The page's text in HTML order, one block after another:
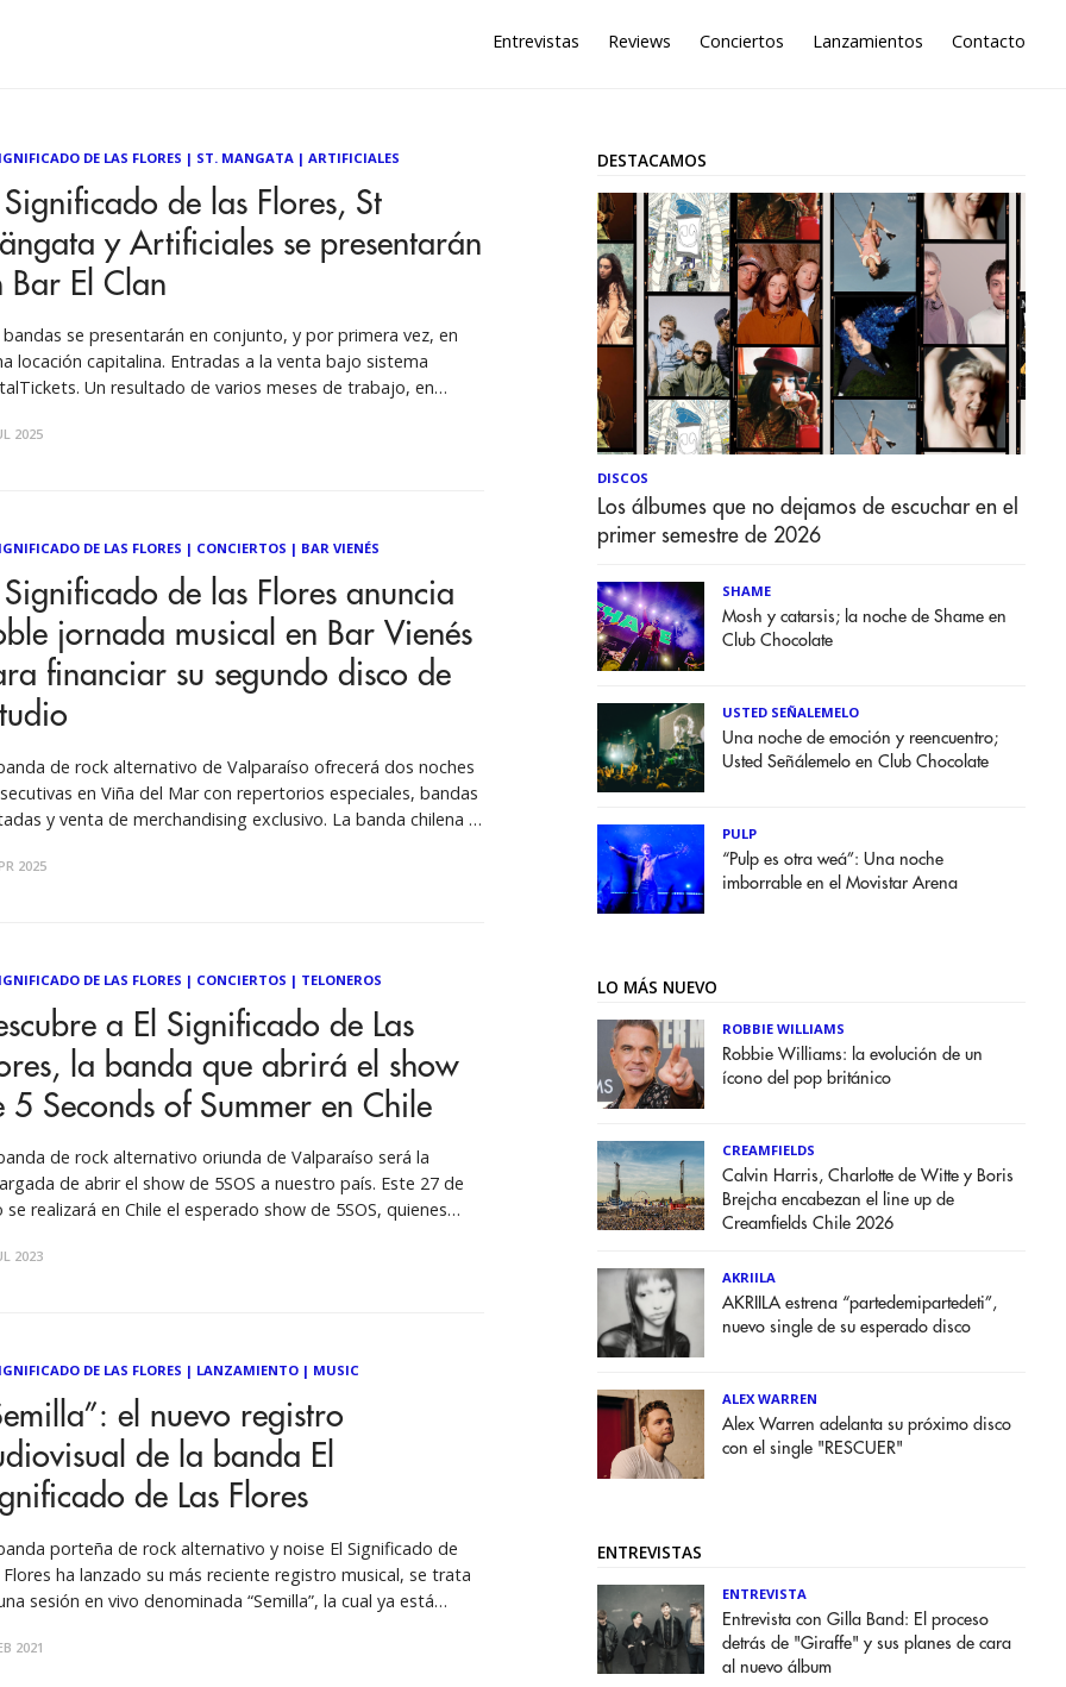
Entrevistas Reviews Conciertos Lanzamientos Contacto
DE LAS FLORES | ST. MANGATA| ARTIFICIALES
Significado de las Flores, St
y Artificiales se presentarán
Bar El Clan
bandas se presentarán en conjunto, y por primera vez, en
locación capitalina. Entradas a la venta bajo sistema
Un resultado de varios meses de trabajo, en
de las Flores. St Mängata y Artificiales en Bar
2025
DE LAS FLORES | CONCIERTOS | BAR VIENÉS
Significado de las Flores anuncia
jornada musical en Bar Vienés
financiar su segundo disco de
de rock alternativo de Valparaíso ofrecerá dos noches
en Viña del Mar con repertorios especiales, bandas
y venta de merchandising exclusivo. La banda chilena El
consecutivas en Bar Vienés de Viña del Mar, los
2025
DE LAS FLORES | CONCIERTOS | TELONEROS
a El Significado de Las
la banda que abrirá el show
5 Seconds of Summer en Chile
de rock alternativo oriunda de Valparaíso será la
de abrir el show de 5SOS a nuestro país. Este 27 de
se realizará en Chile el esperado show de 5SOS, quienes
Arena,
2023
DE LAS FLORES | LANZAMIENTO| MUSIC
el nuevo registro
de la banda El
de Las Flores
porteña de rock alternativo y noise El Significado de
Flores ha lanzado su más reciente registro musical, se trata
sesión en vivo denominada “Semilla”, la cual ya está
inicialmente para el Festival Alianza
2021
DESTACAMOS
DISCOS
Los álbumes que no dejamos de escuchar en el
primer semestre de 2026
SHAME
Mosh y catarsis; la noche de Shame en
Club Chocolate
USTED SEÑALEMELO
Una noche de emoción y reencuentro;
Usted Señálemelo en Club Chocolate
PULP
“Pulp es otra weá”: Una noche
imborrable en el Movistar Arena
LO MÁS NUEVO
ROBBIE WILLIAMS
Robbie Williams: la evolución de un
ícono del pop británico
CREAMFIELDS
Calvin Harris, Charlotte de Witte y Boris
Brejcha encabezan el line up de
Creamfields Chile 2026
AKRIILA
AKRIILA estrena “partedemipartedeti”,
nuevo single de su esperado disco
ALEX WARREN
Alex Warren adelanta su próximo disco
con el single "RESCUER"
ENTREVISTAS
ENTREVISTA
Entrevista con Gilla Band: El proceso
detrás de "Giraffe" y sus planes de cara
al nuevo álbum